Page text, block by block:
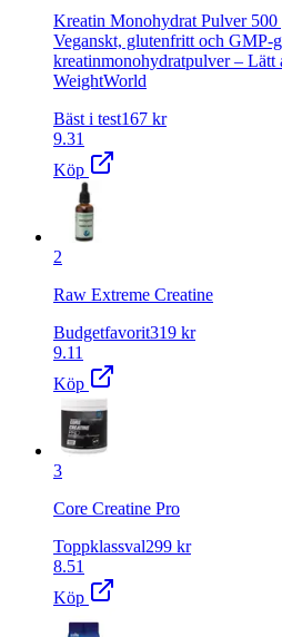
Kreatin Monohydrat Pulver
Veganskt, glutenfritt och GMP-
kreatinmonohydratpulver – Lätt
WeightWorld
Bäst i test167 kr
9.31
Köp
2
Raw Extreme Creatine
Budgetfavorit319 kr
9.11
Köp
3
Core Creatine Pro
Toppklassval299 kr
8.51
Köp